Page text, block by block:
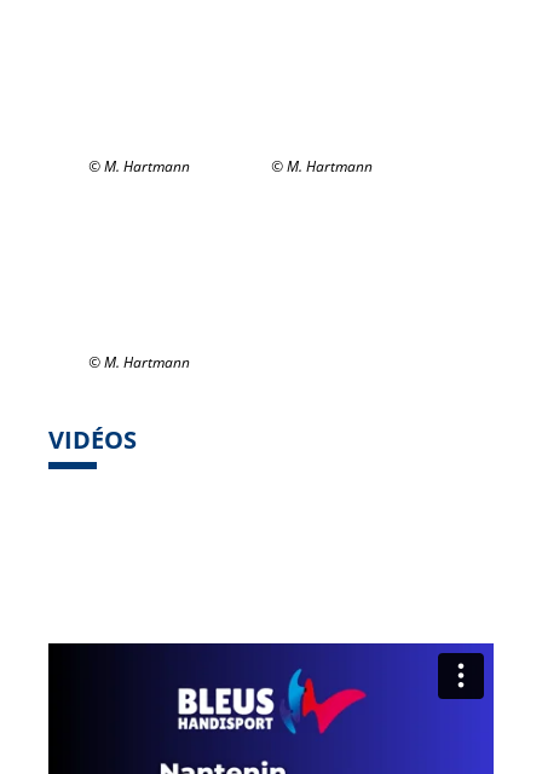
© M. Hartmann © M. Hartmann
© M. Hartmann
VIDÉOS